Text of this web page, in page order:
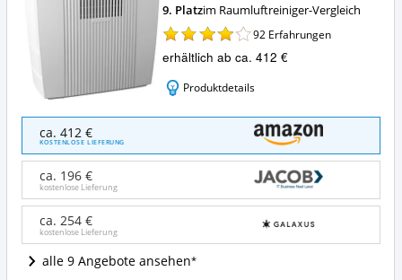
9. Platzim Raumluftreiniger-Vergleich
92 Erfahrungen
erhältlich ab ca. 412 €
Produktdetails
Luftreiniger
LP60
Ultra
Angebote:
Wo
dieser
Raumluftreiniger
erhältlich?
ca. 412 €
KOSTENLOSE LIEFERUNG
ca. 196 €
kostenlose Lieferung
ca. 254 €
kostenlose Lieferung
alle 9 Angebote ansehen